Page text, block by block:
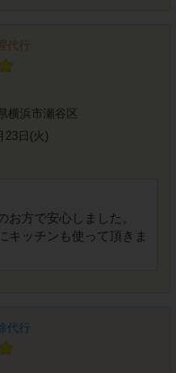
代行
横浜市瀬谷区
23日(火)
方で安心しました。
キッチンも使って頂きま
代行